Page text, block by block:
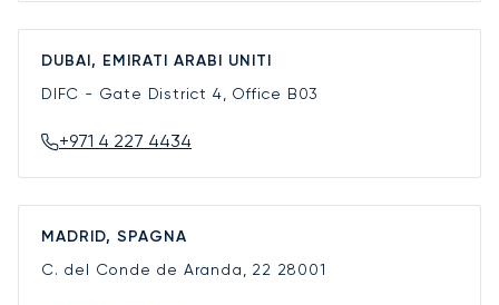
DUBAI, EMIRATI ARABI UNITI
DIFC - Gate District 4, Office B03
+971 4 227 4434
MADRID, SPAGNA
C. del Conde de Aranda, 22 28001